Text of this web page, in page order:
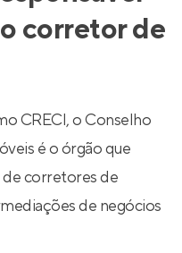
corretor de
CRECI, o Conselho
é o órgão que
de corretores de
de negócios